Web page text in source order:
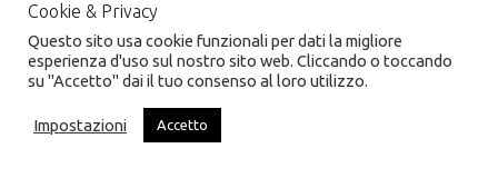
Cookie & Privacy
Questo sito usa cookie funzionali per dati la migliore
esperienza d'uso sul nostro sito web. Cliccando o toccando
su "Accetto" dai il tuo consenso al loro utilizzo.
Impostazioni Accetto